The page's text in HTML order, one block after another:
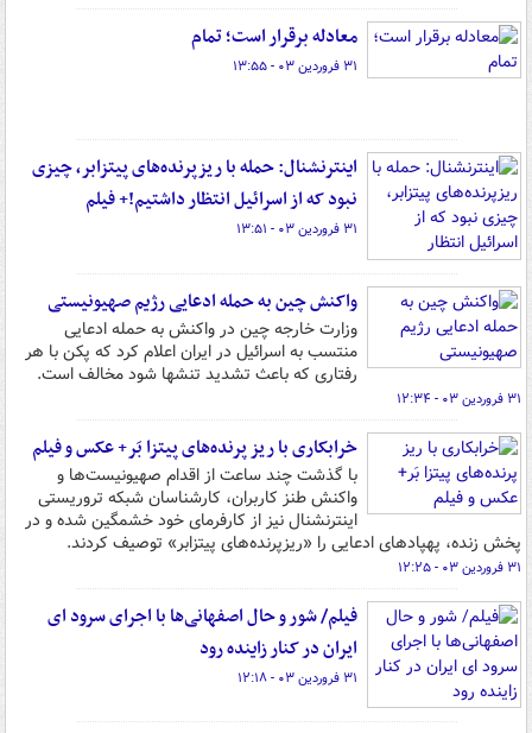
معادله برقرار است؛ تمام
۳۱ فروردین ۰۳ - ۱۳:۵۵
اینترنشنال‌: حمله با ریزپرنده‌های پیتزابر، چیزی
نبود که از اسرائیل انتظار داشتیم!+ فیلم
۳۱ فروردین ۰۳ - ۱۳:۵۱
واکنش چین به حمله ادعایی رژیم صهیونیستی
وزارت خارجه چین در واکنش به حمله ادعایی
منتسب به اسرائیل در ایران اعلام کرد که پکن با هر
رفتاری که باعث تشدید تنشها شود مخالف است.
۳۱ فروردین ۰۳ - ۱۲:۳۴
خرابکاری با ریز پرنده‌های پیتزا بَر+ عکس و فیلم
با گذشت چند ساعت از اقدام صهیونیست‌ها و
واکنش طنز کاربران، کارشناسان شبکه‌ تروریستی
اینترنشنال نیز از کارفرمای خود خشمگین شده و در
پخش زنده، پهپادهای ادعایی را «ریزپرنده‌های پیتزابر» توصیف کردند.
۳۱ فروردین ۰۳ - ۱۲:۲۵
فیلم/ شور و حال اصفهانی‌ها با اجرای سرود ای
ایران در کنار زاینده رود
۳۱ فروردین ۰۳ - ۱۲:۱۸